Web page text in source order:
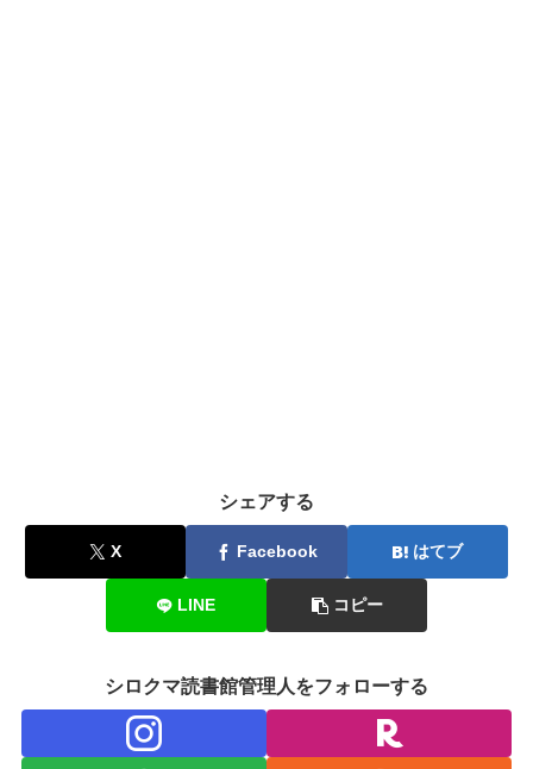
シェアする
X Facebook はてブ
LINE コピー
シロクマ読書館管理人をフォローする